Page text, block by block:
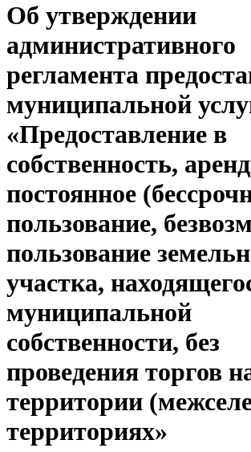
Об утверждении
административного
регламента
муниципальной
«Предоставление в
собственность,
постоянное
пользование,
пользование
участка,
муниципальной
собственности, без
проведения торгов
территории
территориях»